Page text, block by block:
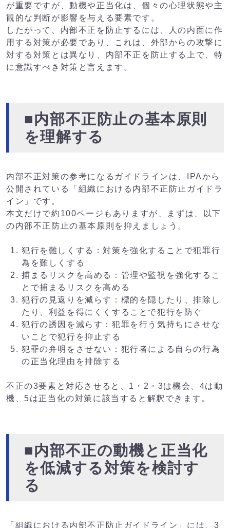
が重要ですが、動機や正当化は、個々の心理状態や主
観的な判断が影響を与える要素です。
したがって、内部不正を防止するには、人の内面に作
用する対策が必要であり、これは、外部からの攻撃に
対する対策とは異なり、内部不正を防止する上で、特
に意識すべき対策と言えます。
■内部不正防止の基本原則
を理解する
内部不正対策の参考になるガイドラインは、IPAから
公開されている「組織における内部不正防止ガイドラ
イン」です。
本文だけで約100ページもありますが、まずは、以下
の内部不正防止の基本原則を抑えましょう。
犯行を難しくする：対策を強化することで犯罪行
為を難しくする
捕まるリスクを高める：管理や監視を強化するこ
とで捕まるリスクを高める
犯行の見返りを減らす：標的を隠したり、排除し
たり、利益を得にくくすることで犯行を防ぐ
犯行の誘因を減らす：犯罪を行う気持ちにさせな
いことで犯行を抑止する
犯罪の弁明をさせない：犯行者による自らの行為
の正当化理由を排除する
不正の3要素と対応させると、1・2・3は機会、4は動
機、5は正当化の対策に該当すると解釈できます。
■内部不正の動機と正当化
を低減する対策を検討す
る
「組織における内部不正防止ガイドライン」には、3